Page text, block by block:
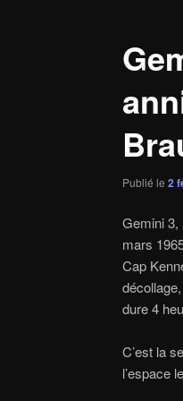
Publié le 2
Gemini 3,
mars
Cap
dure 4
C’est la
l’espace